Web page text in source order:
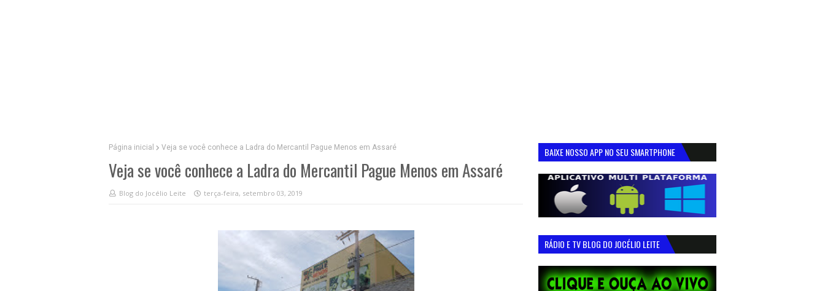
Página inicial Veja se você conhece a Ladra do Mercantil Pague Menos em Assaré
Veja se você conhece a Ladra do Mercantil Pague Menos em Assaré
Blog do Jocélio Leite terça-feira, setembro 03, 2019
BAIXE NOSSO APP NO SEU SMARTPHONE
RÁDIO E TV BLOG DO JOCÉLIO LEITE